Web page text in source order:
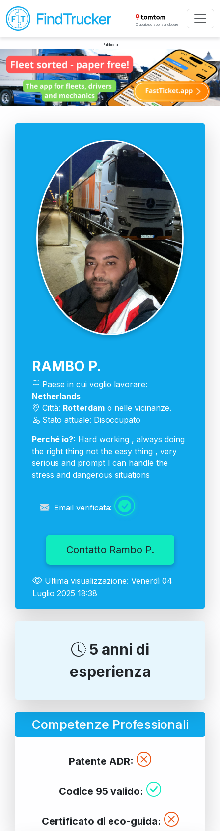
Orgoglioso sponsor globale
Pubblicità
RAMBO P.
Paese in cui voglio lavorare:
Netherlands
Città: Rotterdam o nelle vicinanze.
Stato attuale: Disoccupato
Perché io?: Hard working , always doing
the right thing not the easy thing , very
serious and prompt I can handle the
stress and dangerous situations
Email verificata:
Contatto Rambo P.
Ultima visualizzazione: Venerdì 04
Luglio 2025 18:38
5 anni di
esperienza
Competenze Professionali
Patente ADR:
Codice 95 valido:
Certificato di eco-guida: